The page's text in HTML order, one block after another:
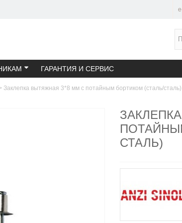
ГАРАНТИЯ И СЕРВИС
Заклепка вытяжная 3*8 мм с потайным бортиком (сталь/сталь)
СТАЛЬ)